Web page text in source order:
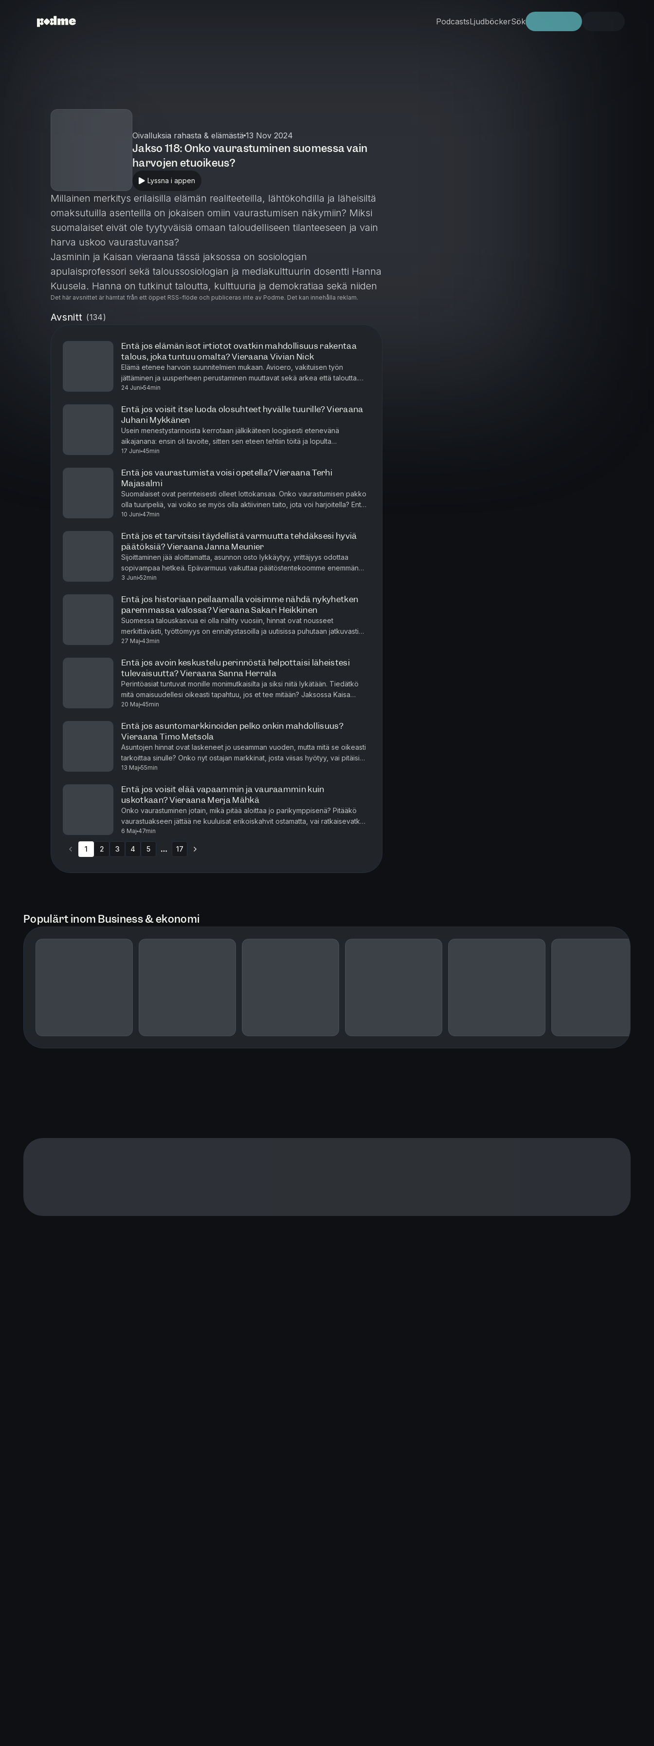
PodcastsLjudböckerSök
Oivalluksia rahasta & elämästä 13 Nov 2024
Jakso 118: Onko vaurastuminen suomessa vain
harvojen etuoikeus?
Lyssna i appen
Millainen merkitys erilaisilla elämän realiteeteilla, lähtökohdilla ja läheisiltä
omaksutuilla asenteilla on jokaisen omiin vaurastumisen näkymiin? Miksi
suomalaiset eivät ole tyytyväisiä omaan taloudelliseen tilanteeseen ja vain
harva uskoo vaurastuvansa?
Jasminin ja Kaisan vieraana tässä jaksossa on sosiologian
apulaisprofessori sekä taloussosiologian ja mediakulttuurin dosentti Hanna
Kuusela. Hanna on tutkinut taloutta, kulttuuria ja demokratiaa sekä niiden
välisiä suhteita nykysuomessa sekä erityisesti suomalaisten vaurautta.
Hän on kirjoittanut yhdessä Anu Kantolan kanssa kirjan Huipputuloiset -
Hanna avaa jaksossa, miten ja miksi vaurastumisen kulttuuri eroaa eri
kulttuureissa. Jaksossa keskustellaan myös siitä, millaisia eroja
vaurastumiseen ja rahaan liittyvissä asenteissa on havaittavissa eri
ikäluokkien välillä. Hanna paljastaa myös, ketkä ihmiset ajattelevat rahaa
ja vaurastumista eniten.
Kuinka tasa-arvo toteutuu Suomessa vaurastumisen näkökulmasta? Entä
onko kaikilla suomalaisilla aidosti samat mahdollisuudet rikastua?
Det här avsnittet är hämtat från ett öppet RSS-flöde och publiceras inte av Podme. Det kan innehålla reklam.
Avsnitt (134)
Entä jos elämän isot irtiotot ovatkin mahdollisuus rakentaa
talous, joka tuntuu omalta? Vieraana Vivian Nick
Elämä etenee harvoin suunnitelmien mukaan. Avioero, vakituisen työn
jättäminen ja uusperheen perustaminen muuttavat sekä arkea että taloutta.
Entä jos juuri näissä käännekohdissa piilee myös mahdollis...
24 Juni 54min
Entä jos voisit itse luoda olosuhteet hyvälle tuurille? Vieraana
Juhani Mykkänen
Usein menestystarinoista kerrotaan jälkikäteen loogisesti etenevänä
aikajanana: ensin oli tavoite, sitten sen eteen tehtiin töitä ja lopulta
saavutettiin se. Todellisuudessa isoihin käänteisiin liitty...
17 Juni 45min
Entä jos vaurastumista voisi opetella? Vieraana Terhi
Majasalmi
Suomalaiset ovat perinteisesti olleet lottokansaa. Onko vaurastumisen pakko
olla tuuripeliä, vai voiko se myös olla aktiivinen taito, jota voi harjoitella? Entä
mikä merkitys omalla ajattelutavalla on...
10 Juni 47min
Entä jos et tarvitsisi täydellistä varmuutta tehdäksesi hyviä
päätöksiä? Vieraana Janna Meunier
Sijoittaminen jää aloittamatta, asunnon osto lykkäytyy, yrittäjyys odottaa
sopivampaa hetkeä. Epävarmuus vaikuttaa päätöstentekoomme enemmän
kuin usein huomaamme – ja se voi naamioitua järkevyydeksi t...
3 Juni 52min
Entä jos historiaan peilaamalla voisimme nähdä nykyhetken
paremmassa valossa? Vieraana Sakari Heikkinen
Suomessa talouskasvua ei olla nähty vuosiin, hinnat ovat nousseet
merkittävästi, työttömyys on ennätystasoilla ja uutisissa puhutaan jatkuvasti
globaaleista kriiseistä ja Suomen velkaantumisesta. Mutt...
27 Maj 43min
Entä jos avoin keskustelu perinnöstä helpottaisi läheistesi
tulevaisuutta? Vieraana Sanna Herrala
Perintöasiat tuntuvat monille monimutkaisilta ja siksi niitä lykätään. Tiedätkö
mitä omaisuudellesi oikeasti tapahtuu, jos et tee mitään? Jaksossa Kaisa
Kivipellon ja Toni Lähteen vieraana on Danske B...
20 Maj 45min
Entä jos asuntomarkkinoiden pelko onkin mahdollisuus?
Vieraana Timo Metsola
Asuntojen hinnat ovat laskeneet jo useamman vuoden, mutta mitä se oikeasti
tarkoittaa sinulle? Onko nyt ostajan markkinat, josta viisas hyötyy, vai pitäisikö
odottaa parempaa hetkeä? Entä jos ostit hu...
13 Maj 55min
Entä jos voisit elää vapaammin ja vauraammin kuin
uskotkaan? Vieraana Merja Mähkä
Onko vaurastuminen jotain, mikä pitää aloittaa jo parikymppisenä? Pitääkö
vaurastuakseen jättää ne kuuluisat erikoiskahvit ostamatta, vai ratkaisevatko
lopulta aivan toisenlaiset päätökset? Entä kuink...
6 Maj 47min
1 2 3 4 5 17
Populärt inom Business & ekonomi